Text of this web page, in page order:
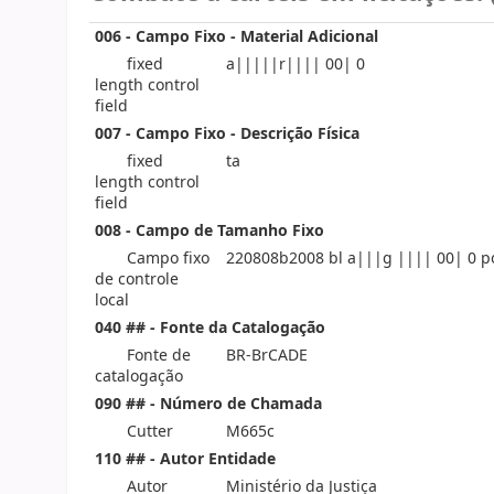
006 - Campo Fixo - Material Adicional
fixed
length control
field
a|||||r|||| 00| 0
007 - Campo Fixo - Descrição Física
fixed
length control
field
ta
008 - Campo de Tamanho Fixo
Campo fixo
de controle
local
220808b2008 bl a|||g |||| 00| 0
040 ## - Fonte da Catalogação
Fonte de
catalogação
BR-BrCADE
090 ## - Número de Chamada
Cutter
M665c
110 ## - Autor Entidade
Autor
Ministério da Justiça